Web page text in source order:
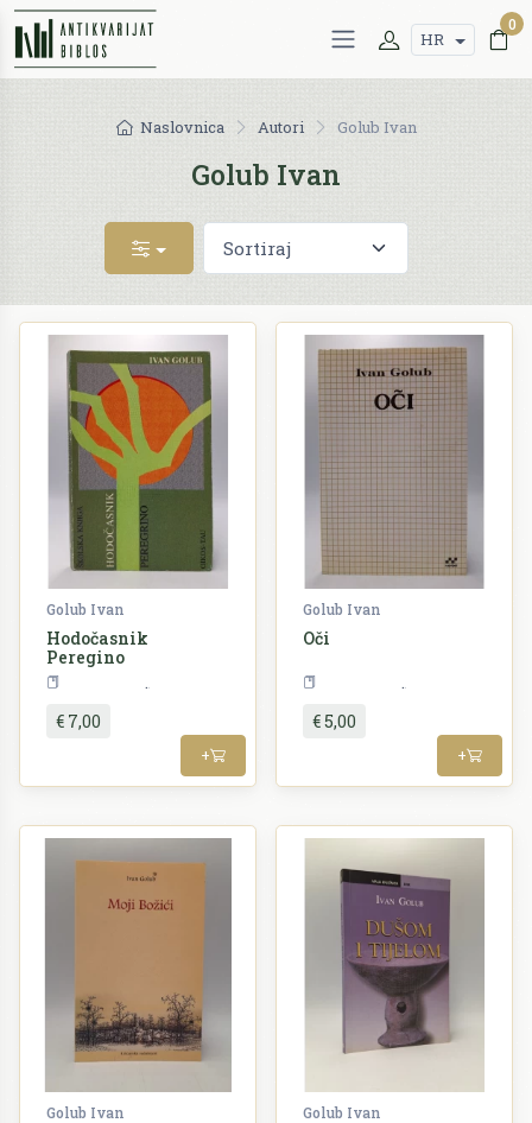
HR
0
Naslovnica Autori Golub Ivan
Golub Ivan
Golub Ivan
Hodočasnik
Peregino
€ 7,00
+
Golub Ivan
Oči
€ 5,00
+
Golub Ivan Golub Ivan